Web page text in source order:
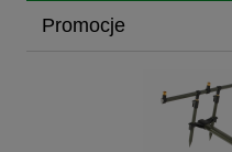
Promocje